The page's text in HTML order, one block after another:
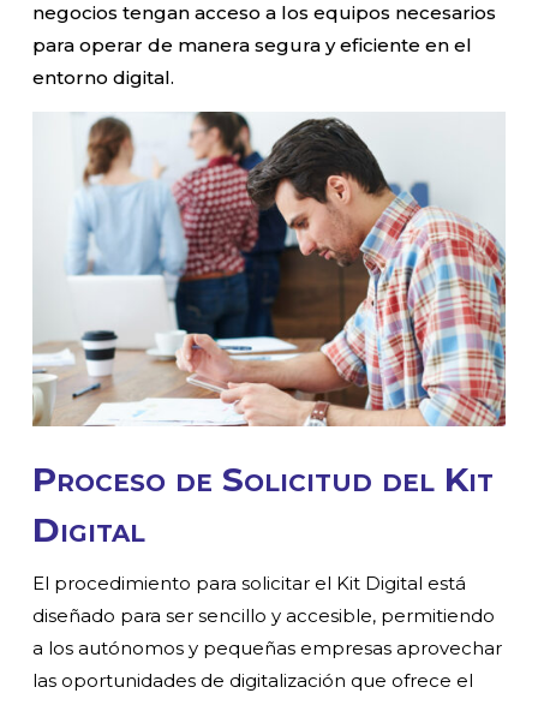
negocios tengan acceso a los equipos necesarios
para operar de manera segura y eficiente en el
entorno digital.
Proceso de Solicitud del Kit
Digital
El procedimiento para solicitar el Kit Digital está
diseñado para ser sencillo y accesible, permitiendo
a los autónomos y pequeñas empresas aprovechar
las oportunidades de digitalización que ofrece el